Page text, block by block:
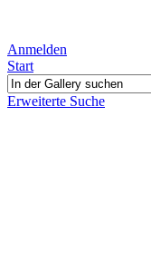
Anmelden
Start
Erweiterte Suche